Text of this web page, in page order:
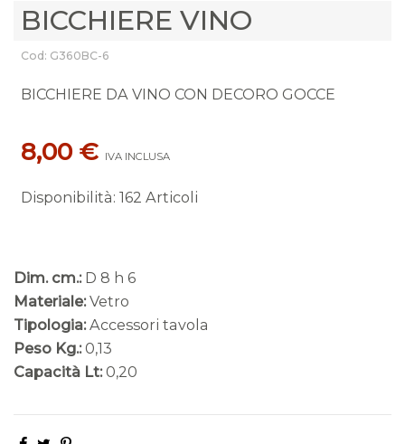
BICCHIERE VINO
Cod: G360BC-6
BICCHIERE DA VINO CON DECORO GOCCE
8,00 € IVA INCLUSA
Disponibilità: 162 Articoli
Dim. cm.: D 8 h 6
Materiale: Vetro
Tipologia: Accessori tavola
Peso Kg.: 0,13
Capacità Lt: 0,20